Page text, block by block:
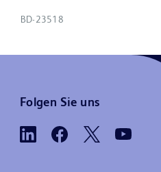
BD-23518
Folgen Sie uns